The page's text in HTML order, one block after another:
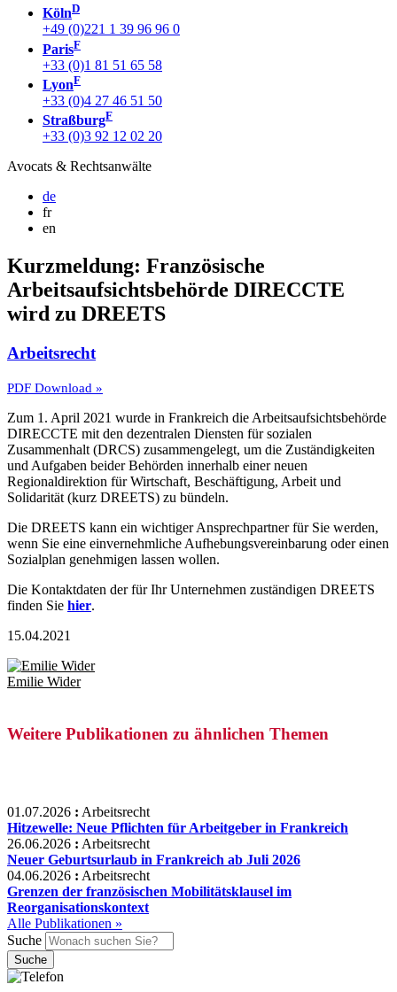
KölnD
+49 (0)221 1 39 96 96 0
ParisF
+33 (0)1 81 51 65 58
LyonF
+33 (0)4 27 46 51 50
StraßburgF
+33 (0)3 92 12 02 20
Avocats & Rechtsanwälte
de
fr
en
Kurzmeldung: Französische
Arbeitsaufsichtsbehörde DIRECCTE
wird zu DREETS
Arbeitsrecht
PDF Download »
Zum 1. April 2021 wurde in Frankreich die Arbeitsaufsichtsbehörde
DIRECCTE mit den dezentralen Diensten für sozialen
Zusammenhalt (DRCS) zusammengelegt, um die Zuständigkeiten
und Aufgaben beider Behörden innerhalb einer neuen
Regionaldirektion für Wirtschaft, Beschäftigung, Arbeit und
Solidarität (kurz DREETS) zu bündeln.
Die DREETS kann ein wichtiger Ansprechpartner für Sie werden,
wenn Sie eine einvernehmliche Aufhebungsvereinbarung oder einen
Sozialplan genehmigen lassen wollen.
Die Kontaktdaten der für Ihr Unternehmen zuständigen DREETS
finden Sie hier.
15.04.2021
Emilie Wider
Weitere Publikationen zu ähnlichen Themen
01.07.2026 : Arbeitsrecht
Hitzewelle: Neue Pflichten für Arbeitgeber in Frankreich
26.06.2026 : Arbeitsrecht
Neuer Geburtsurlaub in Frankreich ab Juli 2026
04.06.2026 : Arbeitsrecht
Grenzen der französischen Mobilitätsklausel im
Reorganisationskontext
Alle Publikationen »
Suche